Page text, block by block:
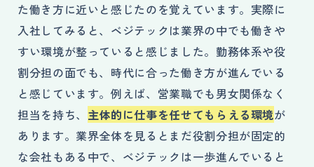
た働き方に近いと感じたのを覚えています。実際に
入社してみると、ベジテックは業界の中でも働きや
すい環境が整っていると感じました。勤務体系や役
割分担の面でも、時代に合った働き方が進んでいる
と感じています。例えば、営業職でも男女関係なく
担当を持ち、 主体的に仕事を任せてもらえる環境が
あります。業界全体を見るとまだ役割分担が固定的
な会社もある中で、ベジテックは一歩進んでいると